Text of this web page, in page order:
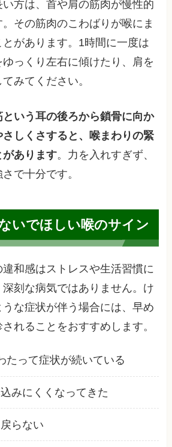
方は、首や肩の筋肉が慢性的
その筋肉のこわばりが喉にま
があります。1時間に一度は
っくり左右に傾けたり、肩を
みてください。
という耳の後ろから鎖骨に向か
しくさすると、喉まわりの緊
あります。力を入れすぎず、
で十分です。
いでほしい喉のサイン
和感はストレスや生活習慣に
刻な病気ではありません。け
な症状が伴う場合には、早め
れることをおすすめします。
たって症状が続いている
みにくくなってきた
らない